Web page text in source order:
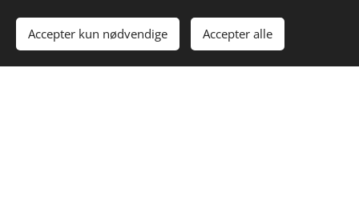
Accepter kun nødvendige Accepter alle